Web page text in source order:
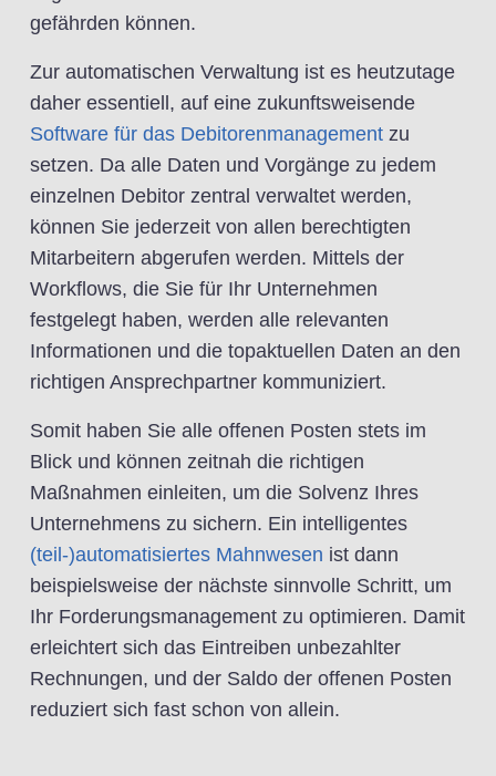
gefährden können.
Zur automatischen Verwaltung ist es heutzutage
daher essentiell, auf eine zukunftsweisende
Software für das Debitorenmanagement zu
setzen. Da alle Daten und Vorgänge zu jedem
einzelnen Debitor zentral verwaltet werden,
können Sie jederzeit von allen berechtigten
Mitarbeitern abgerufen werden. Mittels der
Workflows, die Sie für Ihr Unternehmen
festgelegt haben, werden alle relevanten
Informationen und die topaktuellen Daten an den
richtigen Ansprechpartner kommuniziert.
Somit haben Sie alle offenen Posten stets im
Blick und können zeitnah die richtigen
Maßnahmen einleiten, um die Solvenz Ihres
Unternehmens zu sichern. Ein intelligentes
(teil-)automatisiertes Mahnwesen ist dann
beispielsweise der nächste sinnvolle Schritt, um
Ihr Forderungsmanagement zu optimieren. Damit
erleichtert sich das Eintreiben unbezahlter
Rechnungen, und der Saldo der offenen Posten
reduziert sich fast schon von allein.